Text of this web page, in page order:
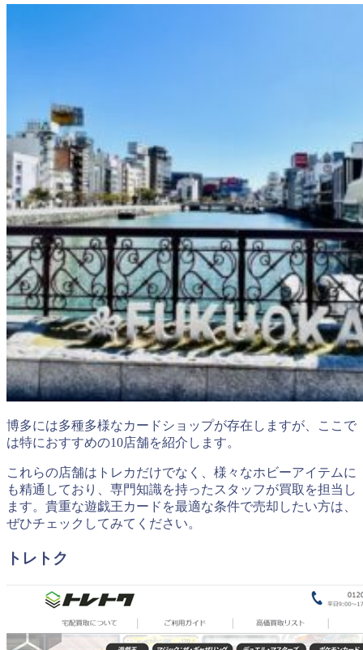
博多には多種多様なカードショップが存在しますが、ここで
は特におすすめの10店舗を紹介します。
これらの店舗はトレカだけでなく、様々なホビーアイテムに
も精通しており、専門知識を持ったスタッフが買取を担当し
ます。貴重な遊戯王カードを最適な条件で売却したい方は、
ぜひチェックしてみてください。
トレトク